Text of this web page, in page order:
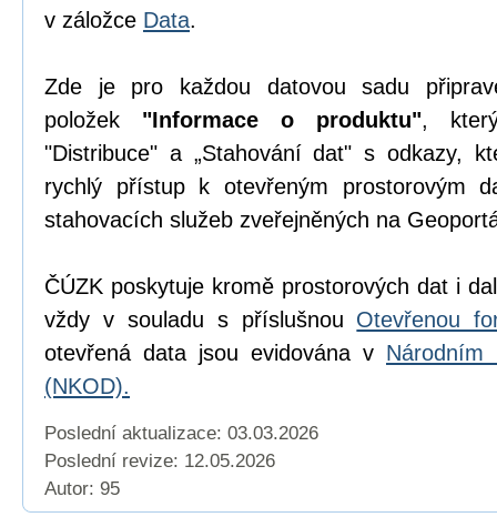
v záložce Data.
Zde je pro každou datovou sadu
položek "Informace o produktu",
"Distribuce" a „Stahování dat" s odkazy,
rychlý přístup k otevřeným prostorovým
stahovacích služeb zveřejněných na
ČÚZK poskytuje kromě prostorových dat i
vždy v souladu s příslušnou Otevřenou
otevřená data jsou evidována v Národním
(NKOD).
Poslední aktualizace: 03.03.2026
Poslední revize: 12.05.2026
Autor: 95